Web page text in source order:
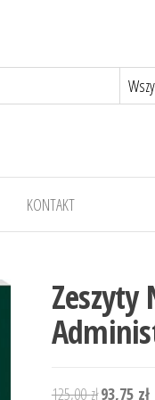
KONTAKT
Zeszyty
125,00złPierwotna
93,75 zł